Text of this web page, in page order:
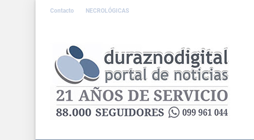
Contacto NECROLÓGICAS